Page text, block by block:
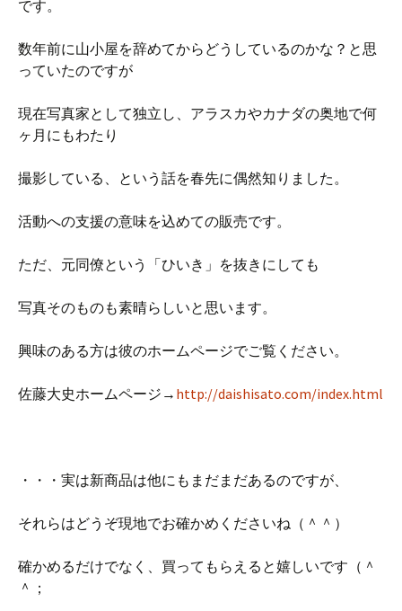
です。
数年前に山小屋を辞めてからどうしているのかな？と思
っていたのですが
現在写真家として独立し、アラスカやカナダの奥地で何
ヶ月にもわたり
撮影している、という話を春先に偶然知りました。
活動への支援の意味を込めての販売です。
ただ、元同僚という「ひいき」を抜きにしても
写真そのものも素晴らしいと思います。
興味のある方は彼のホームページでご覧ください。
佐藤大史ホームページ→ http://daishisato.com/index.html
・・・実は新商品は他にもまだまだあるのですが、
それらはどうぞ現地でお確かめくださいね（＾＾）
確かめるだけでなく、買ってもらえると嬉しいです（＾
＾；